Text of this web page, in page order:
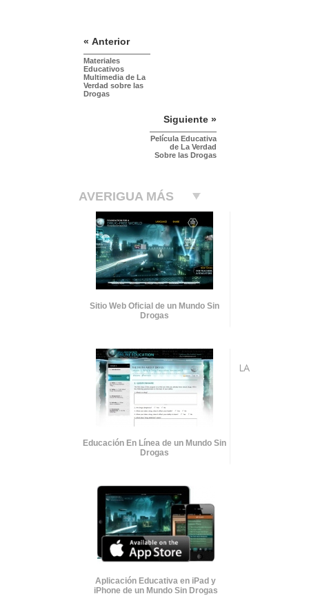
« Anterior
Materiales
Educativos
Multimedia de La
Verdad sobre las
Drogas
Siguiente »
Película Educativa
de La Verdad
Sobre las Drogas
AVERIGUA MÁS
Sitio Web Oficial de un Mundo Sin
Drogas
Educación En Línea de un Mundo Sin
Drogas
Aplicación Educativa en iPad y
iPhone de un Mundo Sin Drogas
LA